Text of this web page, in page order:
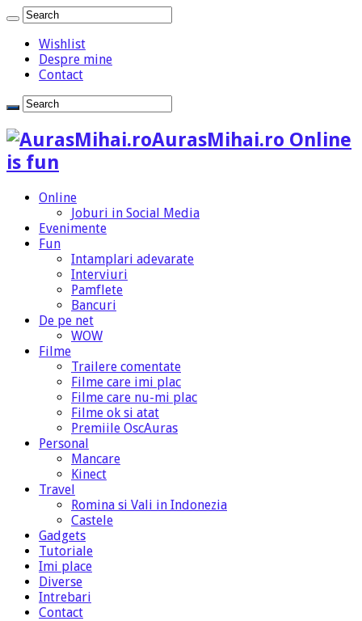
Wishlist
Despre mine
Contact
AurasMihai.ro Online
is fun
Online
Joburi in Social Media
Evenimente
Fun
Intamplari adevarate
Interviuri
Pamflete
Bancuri
De pe net
WOW
Filme
Trailere comentate
Filme care imi plac
Filme care nu-mi plac
Filme ok si atat
Premiile OscAuras
Personal
Mancare
Kinect
Travel
Romina si Vali in Indonezia
Castele
Gadgets
Tutoriale
Imi place
Diverse
Intrebari
Contact